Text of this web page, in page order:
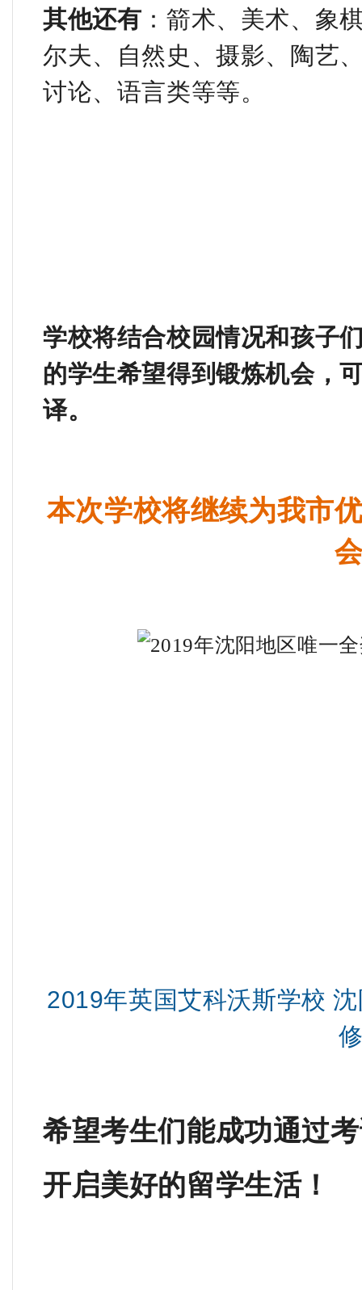
其他还有 ：箭术、美术、象
尔夫、自然史、摄影、陶艺
讨论、语言类等等。
学校将结合校园情况和孩子
的学生希望得到锻炼机会，
译。
本次学校将继续为我市
2019年英国艾科沃斯学校
希望考生们能成功通过
开启美好的留学生活！